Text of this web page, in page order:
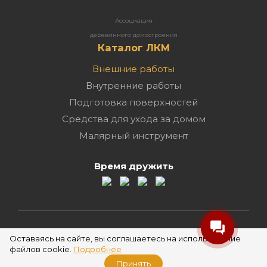
Ассоциация
деревянного домостроения
Каталог ЛКМ
Внешние работы
Внутренние работы
Подготовка поверхностей
Средства для ухода за домом
Малярный инструмент
Время дружить
2026 ©
Оставаясь на сайте, вы соглашаетесь на использование
файлов cookie. Подробнее
Принять